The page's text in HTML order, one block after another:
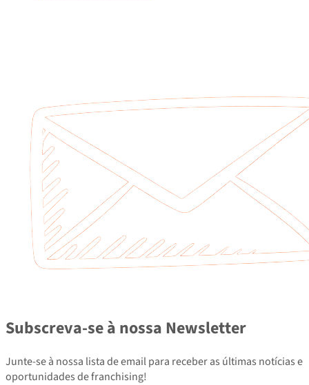
Subscreva-se à nossa Newsletter
Junte-se à nossa lista de email para receber as últimas notícias e
oportunidades de franchising!